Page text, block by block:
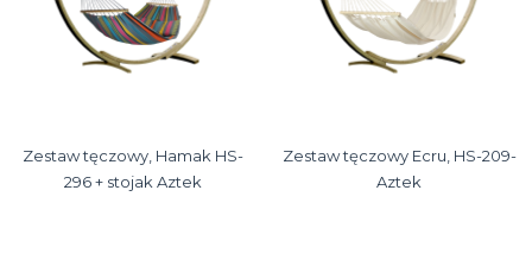
Zestaw tęczowy, Hamak HS-
296 + stojak Aztek
Zestaw tęczowy Ecru, HS-209-
Aztek